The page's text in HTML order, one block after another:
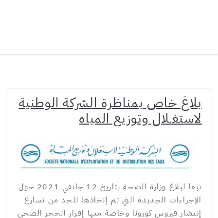
بلاغ خاص بمناظرة الشركة الوطنية
لاستغـلال وتوزيع المياه
تبعا لبلاغ وزارة الصحة بتاريخ 12 جانفي 2021 حول
الإجراءات الجديدة التي تم إتخاذها للحد من تسارع
إنتشار فيروس كورونا وخاصة منها إقرار الحجر الصحي